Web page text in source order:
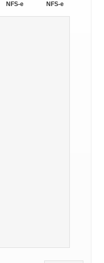
NFS-e
NFS-e